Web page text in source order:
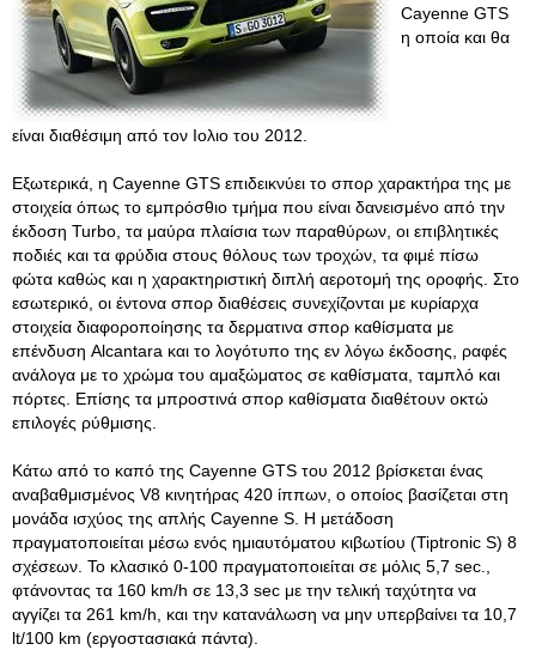
Cayenne GTS
η οποία και θα
είναι διαθέσιμη από τον Ιολιο του 2012.
Εξωτερικά, η Cayenne GTS επιδεικνύει το σπορ χαρακτήρα της με
στοιχεία όπως το εμπρόσθιο τμήμα που είναι δανεισμένο από την
έκδοση Turbo, τα μαύρα πλαίσια των παραθύρων, οι επιβλητικές
ποδιές και τα φρύδια στους θόλους των τροχών, τα φιμέ πίσω
φώτα καθώς και η χαρακτηριστική διπλή αεροτομή της οροφής. Στο
εσωτερικό, οι έντονα σπορ διαθέσεις συνεχίζονται με κυρίαρχα
στοιχεία διαφοροποίησης τα δερματινα σπορ καθίσματα με
επένδυση Alcantara και το λογότυπο της εν λόγω έκδοσης, ραφές
ανάλογα με το χρώμα του αμαξώματος σε καθίσματα, ταμπλό και
πόρτες. Επίσης τα μπροστινά σπορ καθίσματα διαθέτουν οκτώ
επιλογές ρύθμισης.
Κάτω από το καπό της Cayenne GTS του 2012 βρίσκεται ένας
αναβαθμισμένος V8 κινητήρας 420 ίππων, ο οποίος βασίζεται στη
μονάδα ισχύος της απλής Cayenne S. Η μετάδοση
πραγματοποιείται μέσω ενός ημιαυτόματου κιβωτίου (Tiptronic S) 8
σχέσεων. Το κλασικό 0-100 πραγματοποιείται σε μόλις 5,7 sec.,
φτάνοντας τα 160 km/h σε 13,3 sec με την τελική ταχύτητα να
αγγίζει τα 261 km/h, και την κατανάλωση να μην υπερβαίνει τα 10,7
lt/100 km (εργοστασιακά πάντα).